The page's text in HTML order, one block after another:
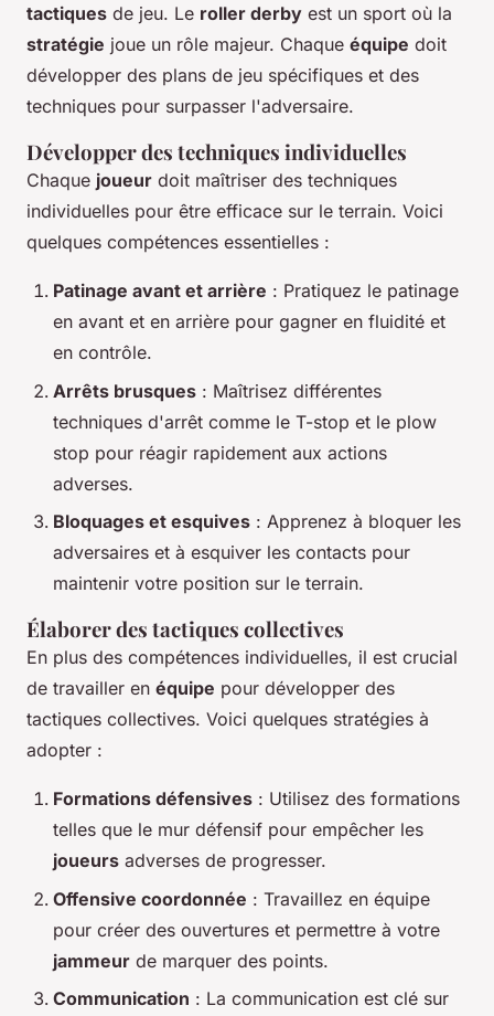
tactiques de jeu. Le roller derby est un sport où la
stratégie joue un rôle majeur. Chaque équipe doit
développer des plans de jeu spécifiques et des
techniques pour surpasser l'adversaire.
Développer des techniques individuelles
Chaque joueur doit maîtriser des techniques
individuelles pour être efficace sur le terrain. Voici
quelques compétences essentielles :
Patinage avant et arrière : Pratiquez le patinage
en avant et en arrière pour gagner en fluidité et
en contrôle.
Arrêts brusques : Maîtrisez différentes
techniques d'arrêt comme le T-stop et le plow
stop pour réagir rapidement aux actions
adverses.
Bloquages et esquives : Apprenez à bloquer les
adversaires et à esquiver les contacts pour
maintenir votre position sur le terrain.
Élaborer des tactiques collectives
En plus des compétences individuelles, il est crucial
de travailler en équipe pour développer des
tactiques collectives. Voici quelques stratégies à
adopter :
Formations défensives : Utilisez des formations
telles que le mur défensif pour empêcher les
joueurs adverses de progresser.
Offensive coordonnée : Travaillez en équipe
pour créer des ouvertures et permettre à votre
jammeur de marquer des points.
Communication : La communication est clé sur